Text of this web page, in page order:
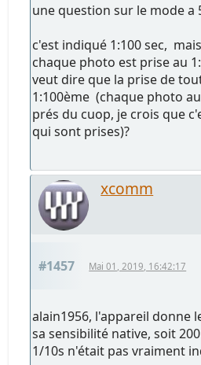
une question sur le mode a
c'est indiqué 1:100 sec,
chaque photo est prise au
veut dire que la prise de
1:100ème (chaque photo
prés du cuop, je crois que
qui sont prises)?
xcomm
#1457 Mai 01, 2019, 16:42:17
alain1956, l'appareil donne
sa sensibilité native, soit 200
1/10s n'était pas vraiment